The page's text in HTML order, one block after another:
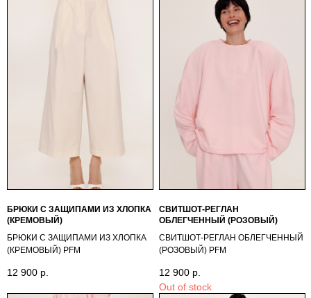
БРЮКИ С ЗАЩИПАМИ ИЗ ХЛОПКА
(КРЕМОВЫЙ)
БРЮКИ С ЗАЩИПАМИ ИЗ ХЛОПКА
(КРЕМОВЫЙ) PFМ
12 900 р.
СВИТШОТ-РЕГЛАН
ОБЛЕГЧЕННЫЙ (РОЗОВЫЙ)
СВИТШОТ-РЕГЛАН ОБЛЕГЧЕННЫЙ
(РОЗОВЫЙ) PFМ
12 900 р.
Out of stock